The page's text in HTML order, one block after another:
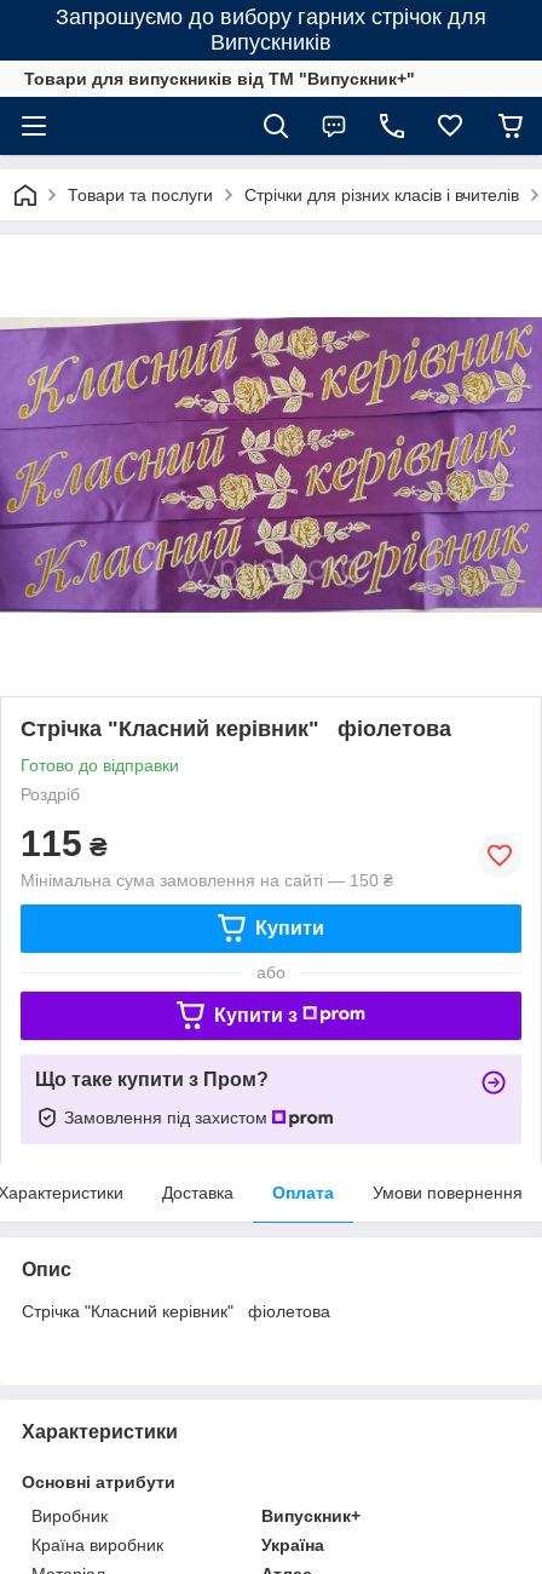
Запрошуємо до вибору гарних стрічок для
Випускників
Товари для випускників від ТМ "Випускник+"
Товари та послуги Стрічки для різних класів і вчителів
Стрічка "Класний керівник" фіолетова
Готово до відправки
Роздріб
115 ₴
Мінімальна сума замовлення на сайті — 150 ₴
Купити
або
Купити з
Що таке купити з Пром?
Замовлення під захистом
Доставка Оплата Умови повернення
Опис
Стрічка "Класний керівник" фіолетова
Характеристики
Основні атрибути
Виробник
Випускник+
Країна виробник
Україна